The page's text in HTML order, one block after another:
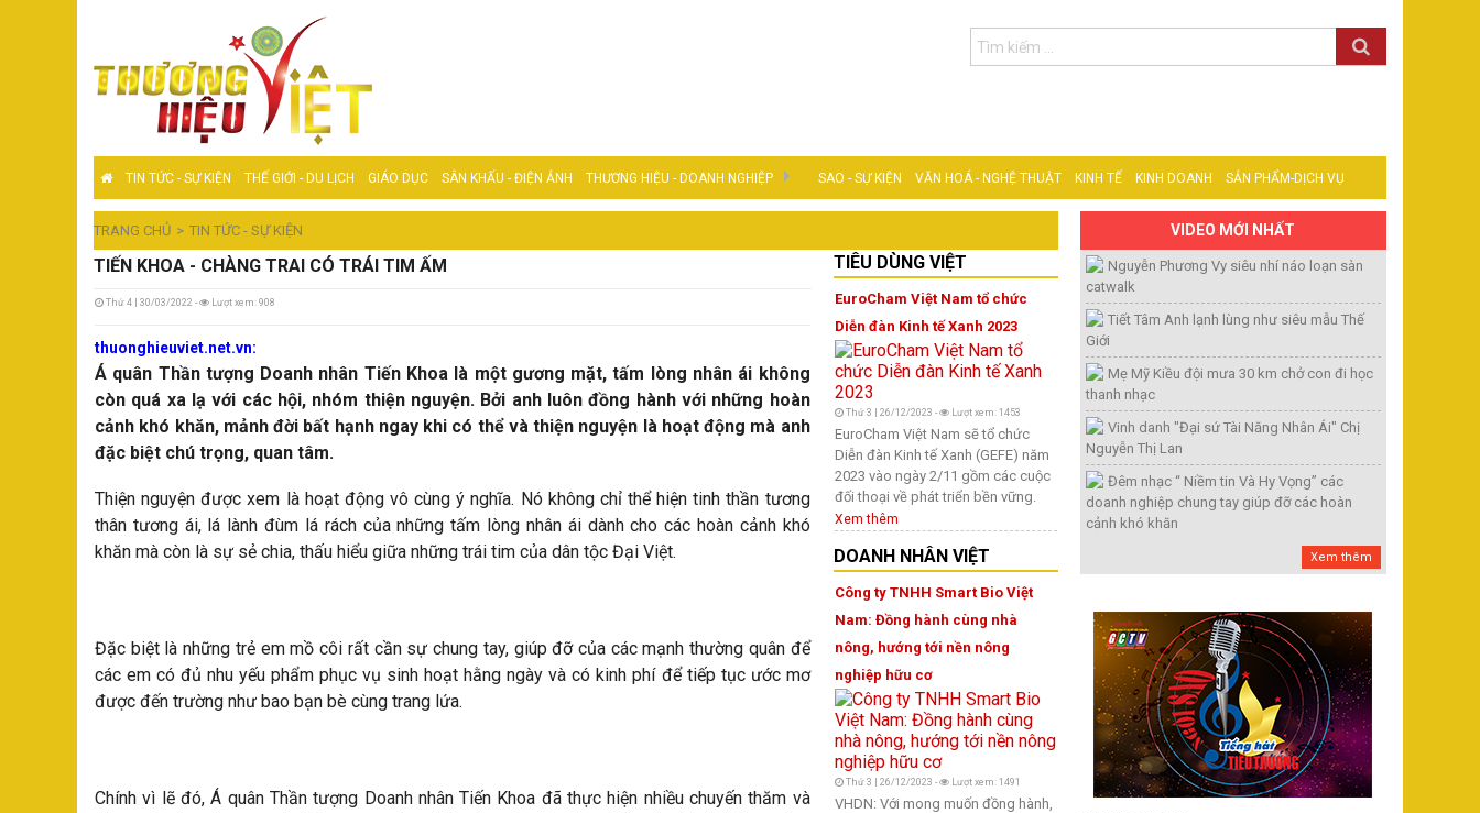
TIN TỨC - SỰ KIỆN THẾ GIỚI - DU LỊCH GIÁO DỤC SÂN KHẤU - ĐIỆN ẢNH THƯƠNG HIỆU - DOANH NGHIỆP SAO - SỰ KIỆN VĂN HOÁ - NGHỆ THUẬT KINH TẾ KINH DOANH SẢN PHẨM-DỊCH VỤ
TRANG CHỦ TIN TỨC - SỰ KIỆN
TIẾN KHOA - CHÀNG TRAI CÓ TRÁI TIM ẤM
Thứ 4 | 30/03/2022 - Lượt xem: 908
thuonghieuviet.net.vn:
Á quân Thần tượng Doanh nhân Tiến Khoa là một gương mặt, tấm lòng nhân ái không
còn quá xa lạ với các hội, nhóm thiện nguyện. Bởi anh luôn đồng hành với những hoàn
cảnh khó khăn, mảnh đời bất hạnh ngay khi có thể và thiện nguyện là hoạt động mà anh
đặc biệt chú trọng, quan tâm.
Thiện nguyện được xem là hoạt động vô cùng ý nghĩa. Nó không chỉ thể hiện tinh thần tương
thân tương ái, lá lành đùm lá rách của những tấm lòng nhân ái dành cho các hoàn cảnh khó
khăn mà còn là sự sẻ chia, thấu hiểu giữa những trái tim của dân tộc Đại Việt.
Đặc biệt là những trẻ em mồ côi rất cần sự chung tay, giúp đỡ của các mạnh thường quân để
các em có đủ nhu yếu phẩm phục vụ sinh hoạt hằng ngày và có kinh phí để tiếp tục ước mơ
được đến trường như bao bạn bè cùng trang lứa.
Chính vì lẽ đó, Á quân Thần tượng Doanh nhân Tiến Khoa đã thực hiện nhiều chuyến thăm và
TIÊU DÙNG VIỆT
EuroCham Việt Nam tổ chức
Diễn đàn Kinh tế Xanh 2023
Thứ 3 | 26/12/2023 - Lượt xem: 1453
EuroCham Việt Nam sẽ tổ chức
Diễn đàn Kinh tế Xanh (GEFE) năm
2023 vào ngày 2/11 gồm các cuộc
đối thoại về phát triển bền vững.
Xem thêm
DOANH NHÂN VIỆT
Công ty TNHH Smart Bio Việt
Nam: Đồng hành cùng nhà
nông, hướng tới nền nông
nghiệp hữu cơ
Thứ 3 | 26/12/2023 - Lượt xem: 1491
VHDN: Với mong muốn đồng hành,
VIDEO MỚI NHẤT
Nguyễn Phương Vy siêu nhí náo loạn sàn
catwalk
Tiết Tâm Anh lạnh lùng như siêu mẫu Thế
Giới
Mẹ Mỹ Kiều đội mưa 30 km chở con đi học
thanh nhạc
Vinh danh "Đại sứ Tài Năng Nhân Ái" Chị
Nguyễn Thị Lan
Đêm nhạc “ Niềm tin Và Hy Vọng” các
doanh nghiệp chung tay giúp đỡ các hoàn
cảnh khó khăn
Xem thêm